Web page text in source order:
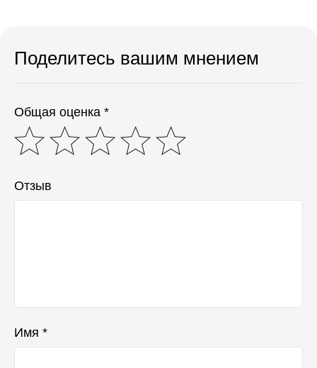
Поделитесь вашим мнением
Общая оценка *
Отзыв
Имя *